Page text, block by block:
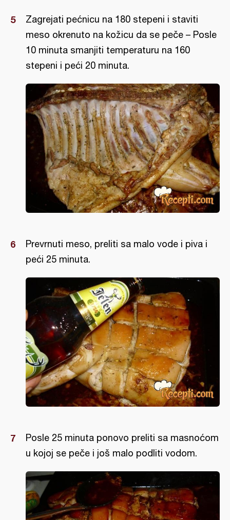
Zagrejati pećnicu na 180 stepeni i staviti
meso okrenuto na kožicu da se peče – Posle
10 minuta smanjiti temperaturu na 160
stepeni i peći 20 minuta.
Prevrnuti meso, preliti sa malo vode i piva i
peći 25 minuta.
Posle 25 minuta ponovo preliti sa masnoćom
u kojoj se peče i još malo podliti vodom.